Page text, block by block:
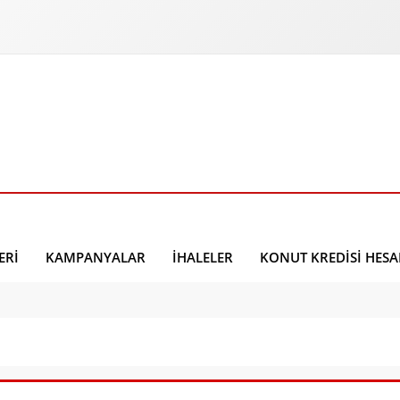
KAMPANYALAR İHALELER KONUT KREDISI